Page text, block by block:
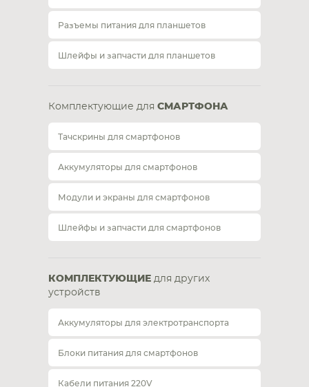
Разъемы питания для планшетов
Шлейфы и запчасти для планшетов
Комплектующие для СМАРТФОНА
Тачскрины для смартфонов
Аккумуляторы для смартфонов
Модули и экраны для смартфонов
Шлейфы и запчасти для смартфонов
КОМПЛЕКТУЮЩИЕ для других
устройств
Аккумуляторы для электротранспорта
Блоки питания для смартфонов
Кабели питания 220V